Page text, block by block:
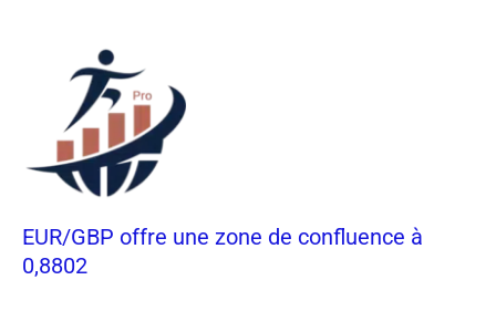
EUR/GBP offre une zone de confluence à
0,8802